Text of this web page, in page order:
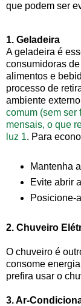
que podem ser
1. Geladeira
A geladeira é
consumidoras
alimentos e
processo de
ambiente
comum (sem ser
mensais, o que
luz 1. Para
Mantenha
Evite abrir
Posicione-
2. Chuveiro
O chuveiro é
consome
prefira usar o
3. Ar-